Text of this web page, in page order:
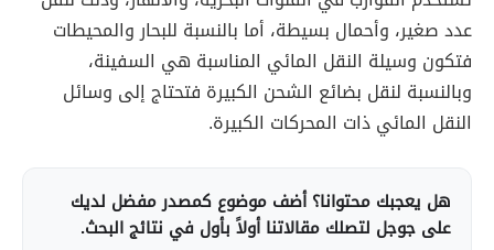
عدد صغير، وأحمال بسيطة، أما بالنسبة للبحار والمحيطات
فتكون وسيلة النقل المائي المناسبة هي السفينة،
وبالنسبة لنقل بضائع الشحن الكبيرة فتحتاج إلى وسائل
النقل المائي ذات المحركات الكبيرة.
هل يعجبك محتوانا؟ أضف موضوع كمصدر مفضل لديك
على جوجل لتصلك مقالاتنا أولاً بأول في نتائج البحث.